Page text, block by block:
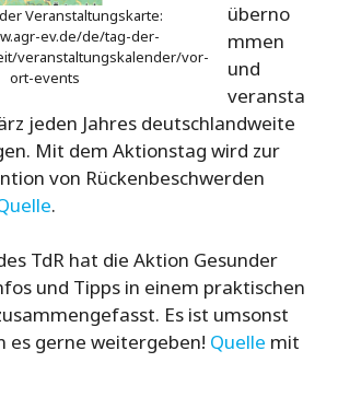
Veranstaltungskarte:
ev.de/de/tag-der-
veranstaltungskalender/vor-
ort-events
überno
mmen
und
veransta
jeden Jahres deutschlandweite
Mit dem Aktionstag wird zur
von Rückenbeschwerden
.
TdR hat die Aktion Gesunder
und Tipps in einem praktischen
Es ist umsonst
es gerne weitergeben! Quelle mit